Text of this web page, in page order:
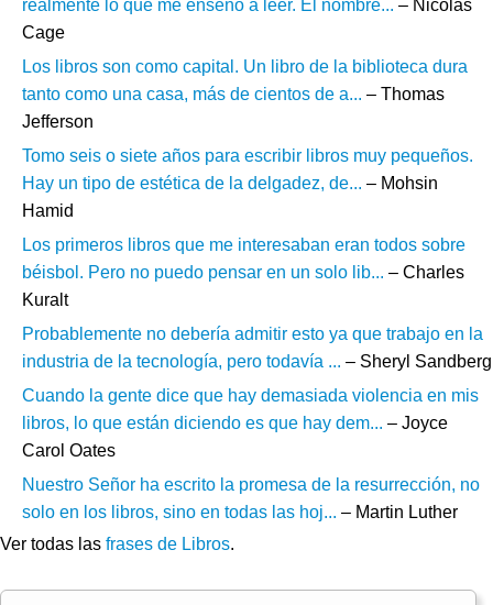
realmente lo que me enseñó a leer. El nombre... – Nicolas
Cage
Los libros son como capital. Un libro de la biblioteca dura
tanto como una casa, más de cientos de a... – Thomas
Jefferson
Tomo seis o siete años para escribir libros muy pequeños.
Hay un tipo de estética de la delgadez, de... – Mohsin
Hamid
Los primeros libros que me interesaban eran todos sobre
béisbol. Pero no puedo pensar en un solo lib... – Charles
Kuralt
Probablemente no debería admitir esto ya que trabajo en la
industria de la tecnología, pero todavía ... – Sheryl Sandberg
Cuando la gente dice que hay demasiada violencia en mis
libros, lo que están diciendo es que hay dem... – Joyce
Carol Oates
Nuestro Señor ha escrito la promesa de la resurrección, no
solo en los libros, sino en todas las hoj... – Martin Luther
Ver todas las frases de Libros.